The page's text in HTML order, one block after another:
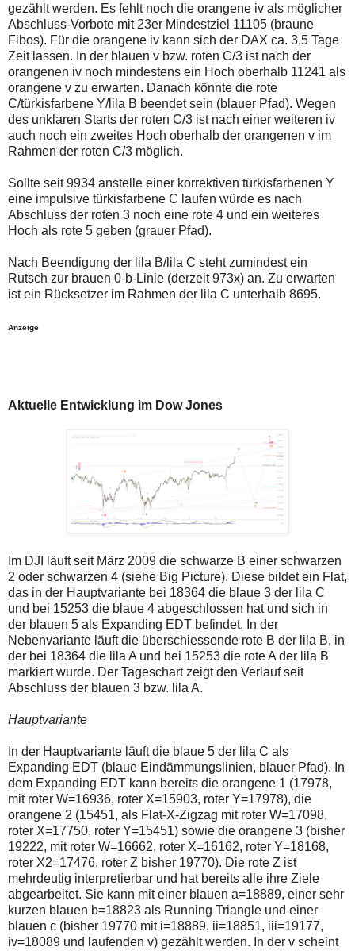
gezählt werden. Es fehlt noch die orangene iv als möglicher
Abschluss-Vorbote mit 23er Mindestziel 11105 (braune
Fibos). Für die orangene iv kann sich der DAX ca. 3,5 Tage
Zeit lassen. In der blauen v bzw. roten C/3 ist nach der
orangenen iv noch mindestens ein Hoch oberhalb 11241 als
orangene v zu erwarten. Danach könnte die rote
C/türkisfarbene Y/lila B beendet sein (blauer Pfad). Wegen
des unklaren Starts der roten C/3 ist nach einer weiteren iv
auch noch ein zweites Hoch oberhalb der orangenen v im
Rahmen der roten C/3 möglich.
Sollte seit 9934 anstelle einer korrektiven türkisfarbenen Y
eine impulsive türkisfarbene C laufen würde es nach
Abschluss der roten 3 noch eine rote 4 und ein weiteres
Hoch als rote 5 geben (grauer Pfad).
Nach Beendigung der lila B/lila C steht zumindest ein
Rutsch zur brauen 0-b-Linie (derzeit 973x) an. Zu erwarten
ist ein Rücksetzer im Rahmen der lila C unterhalb 8695.
Anzeige
Aktuelle Entwicklung im Dow Jones
Im DJI läuft seit März 2009 die schwarze B einer schwarzen
2 oder schwarzen 4 (siehe Big Picture). Diese bildet ein Flat,
das in der Hauptvariante bei 18364 die blaue 3 der lila C
und bei 15253 die blaue 4 abgeschlossen hat und sich in
der blauen 5 als Expanding EDT befindet. In der
Nebenvariante läuft die überschiessende rote B der lila B, in
der bei 18364 die lila A und bei 15253 die rote A der lila B
markiert wurde. Der Tageschart zeigt den Verlauf seit
Abschluss der blauen 3 bzw. lila A.
Hauptvariante
In der Hauptvariante läuft die blaue 5 der lila C als
Expanding EDT (blaue Eindämmungslinien, blauer Pfad). In
dem Expanding EDT kann bereits die orangene 1 (17978,
mit roter W=16936, roter X=15903, roter Y=17978), die
orangene 2 (15451, als Flat-X-Zigzag mit roter W=17098,
roter X=17750, roter Y=15451) sowie die orangene 3 (bisher
19222, mit roter W=16662, roter X=16162, roter Y=18168,
roter X2=17476, roter Z bisher 19770). Die rote Z ist
mehrdeutig interpretierbar und hat bereits alle ihre Ziele
abgearbeitet. Sie kann mit einer blauen a=18889, einer sehr
kurzen blauen b=18823 als Running Triangle und einer
blauen c (bisher 19770 mit i=18889, ii=18851, iii=19177,
iv=18089 und laufenden v) gezählt werden. In der v scheint